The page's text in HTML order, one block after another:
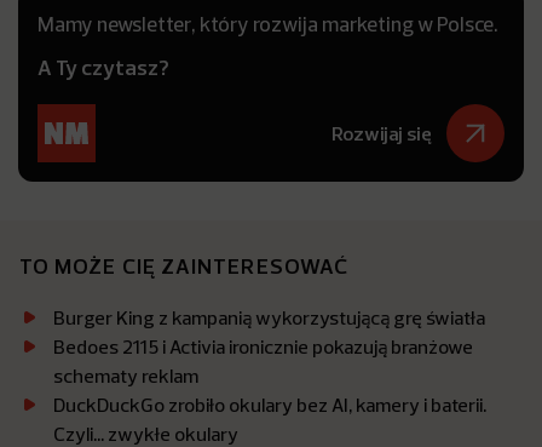
Mamy newsletter, który rozwija marketing w Polsce.
A Ty czytasz?
Rozwijaj się
TO MOŻE CIĘ ZAINTERESOWAĆ
Burger King z kampanią wykorzystującą grę światła
Bedoes 2115 i Activia ironicznie pokazują branżowe
schematy reklam
DuckDuckGo zrobiło okulary bez AI, kamery i baterii.
Czyli… zwykłe okulary